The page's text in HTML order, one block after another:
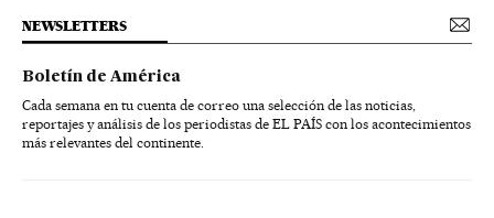
NEWSLETTERS
Boletín de América
Cada semana en tu cuenta de correo una selección de las noticias,
reportajes y análisis de los periodistas de EL PAÍS con los acontecimientos
más relevantes del continente.